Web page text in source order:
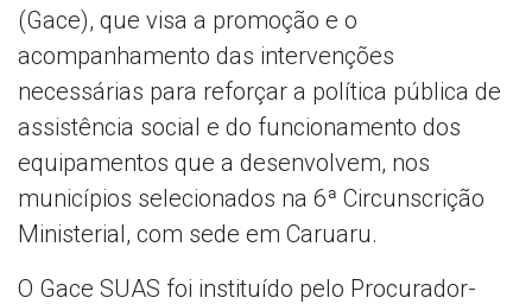
(Gace), que visa a promoção e o
acompanhamento das intervenções
necessárias para reforçar a política pública de
assistência social e do funcionamento dos
equipamentos que a desenvolvem, nos
municípios selecionados na 6ª Circunscrição
Ministerial, com sede em Caruaru.
O Gace SUAS foi instituído pelo Procurador-